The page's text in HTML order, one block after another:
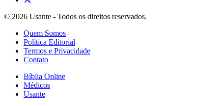
© 2026 Usante - Todos os direitos reservados.
Quem Somos
Política Editorial
Termos e Privacidade
Contato
Bíblia Online
Médicos
Usante